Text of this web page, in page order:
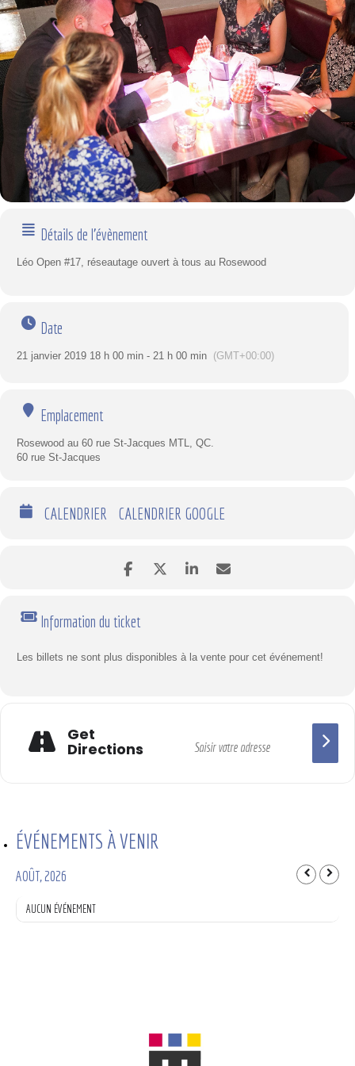
Détails de l'évènement
Léo Open #17, réseautage ouvert à tous au Rosewood
Date
21 janvier 2019 18 h 00 min - 21 h 00 min (GMT+00:00)
Emplacement
Rosewood au 60 rue St-Jacques MTL, QC.
60 rue St-Jacques
CALENDRIER CALENDRIER GOOGLE
Information du ticket
Les billets ne sont plus disponibles à la vente pour cet événement!
Get
Directions
ÉVÉNEMENTS À VENIR
AOÛT, 2026
AUCUN ÉVÉNEMENT